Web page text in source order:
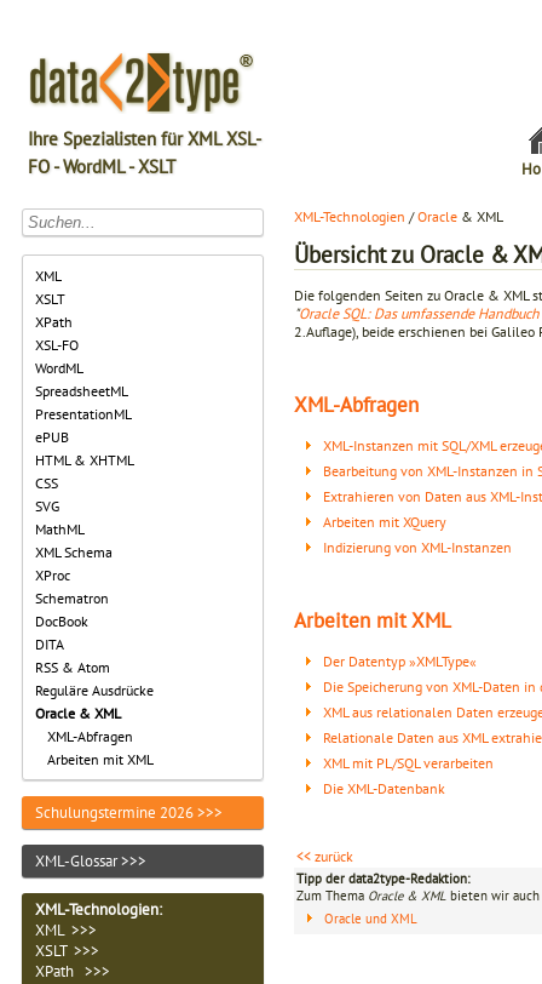
Ihre Spezialisten für XML XSL-
FO - WordML - XSLT
XML
XSLT
XPath
XSL-FO
WordML
SpreadsheetML
PresentationML
ePUB
HTML & XHTML
CSS
SVG
MathML
XML Schema
XProc
Schematron
DocBook
DITA
RSS & Atom
Reguläre Ausdrücke
Oracle & XML
XML-Abfragen
Arbeiten mit XML
Schulungstermine 2026 >>>
XML-Glossar >>>
XML-Technologien:
XML >>>
XSLT >>>
XPath >>>
XML-Technologien /Oracle & XML
Übersicht zu Oracle &
Die folgenden Seiten zu Oracle & XML
"Oracle SQL: Das umfassende Handbuch
2.Auflage), beide erschienen bei
XML-Abfragen
XML-Instanzen mit SQL/XML
Bearbeitung von XML-Instanzen in
Extrahieren von Daten aus XML-
Arbeiten mit XQuery
Indizierung von XML-Instanzen
Arbeiten mit XML
Der Datentyp »XMLType«
Die Speicherung von XML-Daten
XML aus relationalen Daten
Relationale Daten aus XML
XML mit PL/SQL verarbeiten
Die XML-Datenbank
<< zurück
Tipp der data2type-Redaktion:
Zum Thema Oracle & XML bieten wir
Oracle und XML